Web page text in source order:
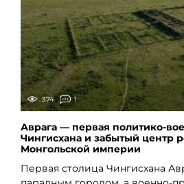
374 1
Аврага — первая политико-
Чингисхана и забытый центр
Монгольской империи
Первая столица Чингисхана